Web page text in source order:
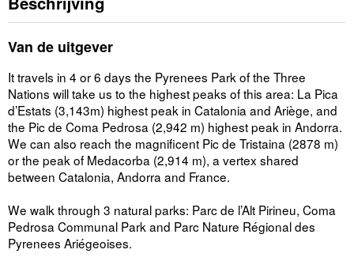
Van de uitgever
It travels in 4 or 6 days the Pyrenees Park of the Three
Nations will take us to the highest peaks of this area: La Pica
d’Estats (3,143m) highest peak in Catalonia and Ariège, and
the Pic de Coma Pedrosa (2,942 m) highest peak in Andorra.
We can also reach the magnificent Pic de Tristaina (2878 m)
or the peak of Medacorba (2,914 m), a vertex shared
between Catalonia, Andorra and France.
We walk through 3 natural parks: Parc de l’Alt Pirineu, Coma
Pedrosa Communal Park and Parc Nature Régional des
Pyrenees Ariégeoises.